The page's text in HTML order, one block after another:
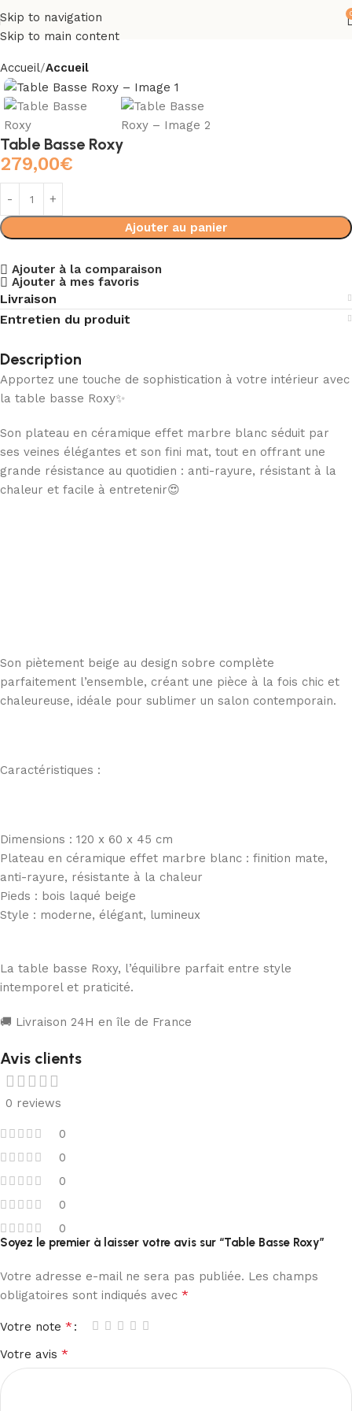
Skip to navigation
Skip to main content
Accueil Accueil
Table Basse Roxy
279,00€
Ajouter au panier
Ajouter à la comparaison
Ajouter à mes favoris
Livraison
Entretien du produit
Description
Apportez une touche de sophistication à votre intérieur avec
la table basse Roxy✨
Son plateau en céramique effet marbre blanc séduit par
ses veines élégantes et son fini mat, tout en offrant une
grande résistance au quotidien : anti-rayure, résistant à la
chaleur et facile à entretenir😍
Son piètement beige au design sobre complète
parfaitement l’ensemble, créant une pièce à la fois chic et
chaleureuse, idéale pour sublimer un salon contemporain.
Caractéristiques :
Dimensions : 120 x 60 x 45 cm
Plateau en céramique effet marbre blanc : finition mate,
anti-rayure, résistante à la chaleur
Pieds : bois laqué beige
Style : moderne, élégant, lumineux
La table basse Roxy, l’équilibre parfait entre style
intemporel et praticité.
🚚 Livraison 24H en île de France
Avis clients
0 reviews
0
0
0
0
0
Soyez le premier à laisser votre avis sur “Table Basse Roxy”
Votre adresse e-mail ne sera pas publiée. Les champs
obligatoires sont indiqués avec *
Votre note *
Votre avis *